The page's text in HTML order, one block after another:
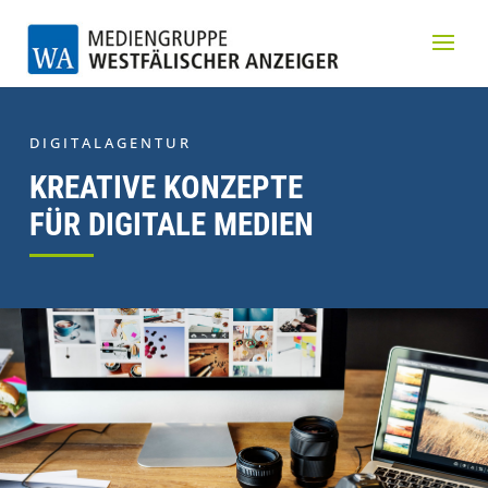
DIGITALAGENTUR
KREATIVE KONZEPTE
FÜR DIGITALE MEDIEN